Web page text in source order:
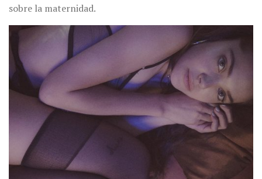
sobre la maternidad.